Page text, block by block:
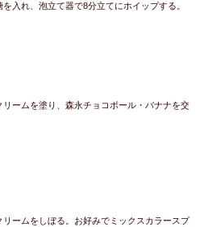
入れ、泡立て器で8分立てにホイップする。
ームを塗り、森永チョコボール・バナナを交
リームをしぼる。お好みでミックスカラースプ